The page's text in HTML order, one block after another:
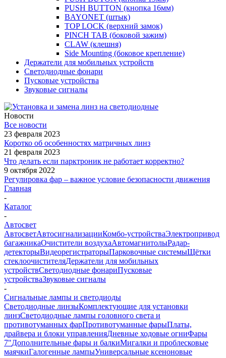
PUSH BUTTON (кнопка 16мм)
BAYONET (штык)
TOP LOCK (верхний замок)
PINCH TAB (боковой зажим)
CLAW (клешня)
Side Mounting (боковое крепление)
Держатели для мобильных устройств
Светодиодные фонари
Пусковые устройства
Звуковые сигналы
Новости
Все новости
23 февраля 2023
Коротко об особенностях матричных линз
21 февраля 2023
Что делать если парктроник не работает корректно?
9 октября 2022
Регулировка фар – важное условие безопасности движения
Главная
-
Каталог
-
Автосвет
АвтосветАвтосигнализацииКомбо-устройстваЭлектропривод
багажникаОчистители воздухаАвтомагнитолыРадар-
детекторыВидеорегистраторыПарковочные системыЩётки
стеклоочистителяДержатели для мобильных
устройствСветодиодные фонариПусковые
устройстваЗвуковые сигналы
-
Cигнальные лампы и светодиоды
Светодиодные линзыКомплектующие для установки
линзСветодиодные лампы головного света и
противотуманных фарПротивотуманные фарыПлаты,
драйвера и блоки управленияДневные ходовые огниФары
7"Дополнительные фары и балкиМигалки и проблесковые
маячкиГалогенные лампыУниверсальные ксеноновые